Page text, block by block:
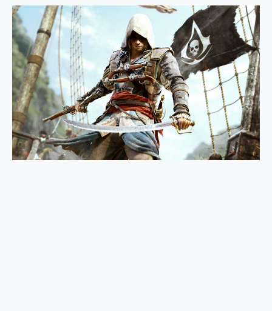
B&O 精品級音響! Home+ 中嘉寬頻 SoundBox 劇院串流盒 開箱 評測
2億 APO蔡司長焦神機降臨~ vivo X200 Pro、vivo X200 就是這麼好拍
EaseUS Vocal Remover 免費線上去聲器一鍵去除人聲 人聲 音樂分離 2024 消除人聲推薦
3 個超值 MHN 飛人工具分享~~ iToolab AnyGo 魔物獵人 Now飛人 ios教學 不出門也可以到處走
Locawhere AnyTo 寶可夢飛人 AnyTo 不出門也可以飛遍全世界
小體積 40000mAh 超大容量 一次充5個設備 充好充滿 CUKTECH 酷態科 300W 微型充電站 開箱 評測
97.3% 恢復率，資料救援就是這麼簡單 EaseUS Data Recovery Wizard Free 18.0.0 業界最好的資料救援軟體
磁碟系統大風吹 有了 磁碟管理程式 EaseUS Partition Master 就是這麼簡單
全新 SONY Xperia 1 VI 開箱! 相機實測! 長焦覆蓋更遠更清晰、2日長續航、頂尖影音娛樂效能~
Xiaomi 14 Ultra 開箱 評測~ 有深度的 Leica 影像旗艦手機! 加碼小旗艦 Xiaomi 14 開箱 評測
vivo TWS 3e 真無線藍牙耳機智慧降噪升級、音質明亮溫潤，並支援雙設備連接~
MSI Claw 掌機專屬配件包 來囉 完美保護 MSI Claw A1M-026TW 電競掌機